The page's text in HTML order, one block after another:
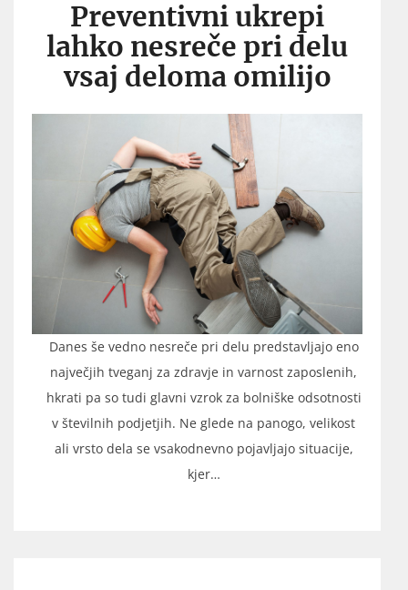
Preventivni ukrepi
lahko nesreče pri delu
vsaj deloma omilijo
Danes še vedno nesreče pri delu predstavljajo eno
največjih tveganj za zdravje in varnost zaposlenih,
hkrati pa so tudi glavni vzrok za bolniške odsotnosti
v številnih podjetjih. Ne glede na panogo, velikost
ali vrsto dela se vsakodnevno pojavljajo situacije,
kjer…